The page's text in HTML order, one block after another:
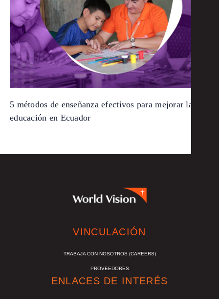
5 métodos de enseñanza efectivos para mejorar la
educación en Ecuador
VINCULACIÓN
TRABAJA CON NOSOTROS (CAREERS)
PROVEEDORES
ENLACES DE INTERÉS